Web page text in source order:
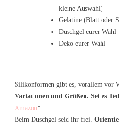
kleine Auswahl)
Gelatine (Blatt oder
Duschgel eurer Wahl
Deko eurer Wahl
Silikonformen gibt es, vorallem vor
Variationen und Größen. Sei es
Amazon*.
Beim Duschgel seid ihr frei.